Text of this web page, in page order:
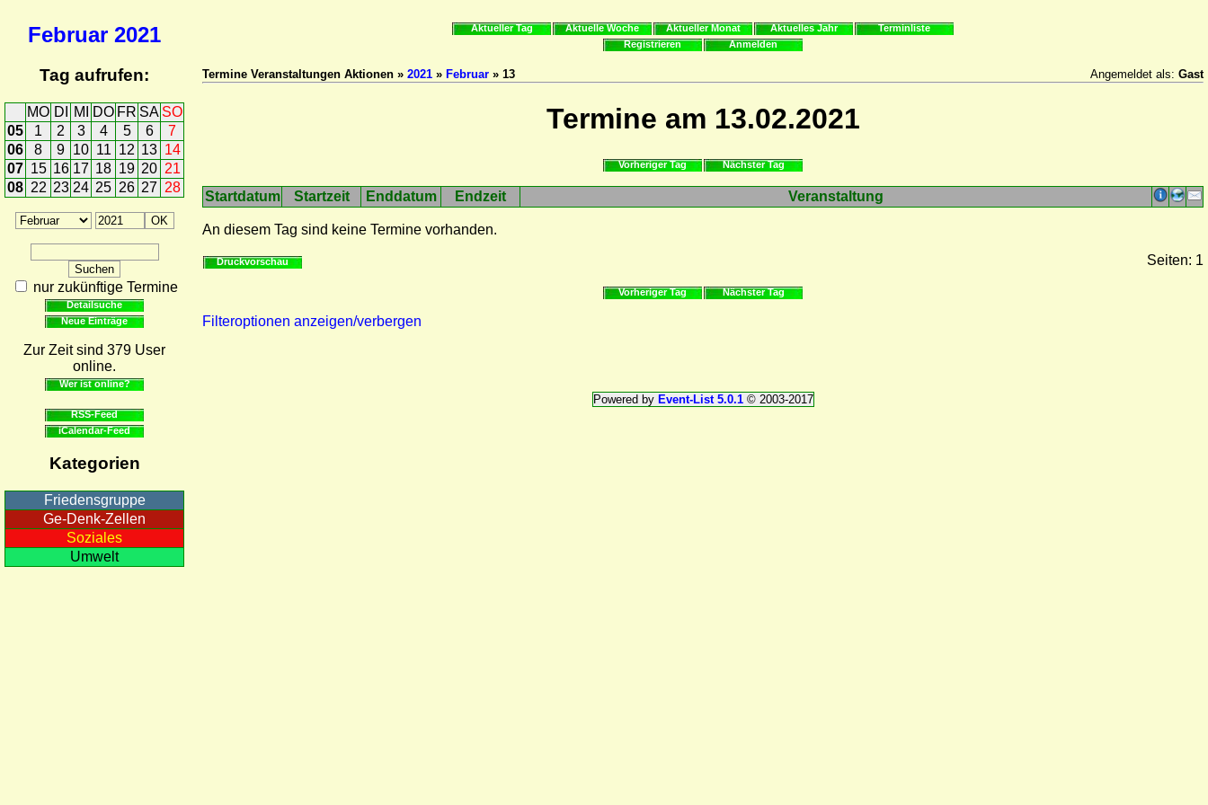
Februar 2021
Tag aufrufen:
MO DI MI DO FR SA SO
05
1 2 3 4 5 6
7
06
8 9 10 11 12 13 14
07 15 16 17 18 19 20 21
08 22 23 24 25 26 27 28
nur zukünftige Termine
Detailsuche
Neue Einträge
Zur Zeit sind 379 User
online.
Wer ist online?
RSS-Feed
iCalendar-Feed
Kategorien
Friedensgruppe
Ge-Denk-Zellen
Soziales
Umwelt
Aktueller Tag Aktuelle Woche Aktueller Monat Aktuelles Jahr
Terminliste
Registrieren
Anmelden
Termine Veranstaltungen Aktionen » 2021 » Februar » 13 Angemeldet als: Gast
Termine am 13.02.2021
Vorheriger Tag Nächster Tag
Startdatum Startzeit Enddatum Endzeit Veranstaltung
An diesem Tag sind keine Termine vorhanden.
Druckvorschau Seiten: 1
Vorheriger Tag Nächster Tag
Filteroptionen anzeigen/verbergen
Powered by Event-List 5.0.1© 2003-2017